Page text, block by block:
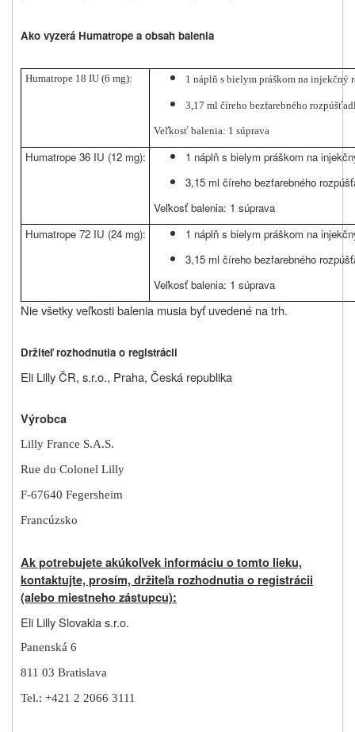
Ako vyzerá Humatrope a obsah balenia
Humatrope 18 IU (6 mg): 1 náplň s bielym práškom na injekčný
3,17 ml číreho bezfarebného
Veľkosť balenia: 1 súprava
Humatrope 36 IU (12 mg):
1 náplň s bielym práškom na
3,15 ml číreho bezfarebného
Veľkosť balenia: 1 súprava
Humatrope 72 IU (24 mg):
1 náplň s bielym práškom na
3,15 ml číreho bezfarebného
Veľkosť balenia: 1 súprava
Nie všetky veľkosti balenia musia byť uvedené na trh.
Držiteľ rozhodnutia o registrácii
Eli Lilly ČR, s.r.o., Praha, Česká republika
Výrobca
Lilly France S.A.S.
Rue du Colonel Lilly
F-67640 Fegersheim
Francúzsko
Ak potrebujete akúkoľvek informáciu o tomto lieku,
kontaktujte, prosím, držiteľa rozhodnutia o registrácii
(alebo miestneho zástupcu):
Eli Lilly Slovakia s.r.o.
Panenská 6
811 03 Bratislava
Tel.: +421 2 2066 3111